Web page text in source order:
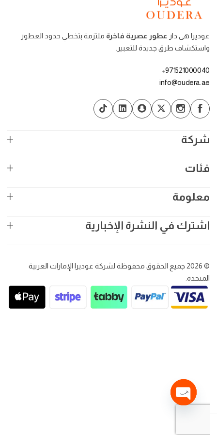
عوديرا هي دارعطور عصرية فاخرةملتزمة بتخطي حدود العطور
واستكشاف طرق جديدة للتعبير.
971521000040+
info@oudera.ae
شركة
فئات
معلومة
اشترك في النشرة الإخبارية
© 2026 جميع الحقوق محفوظة لشركة عوديرا الإمارات العربية
المتحدة.